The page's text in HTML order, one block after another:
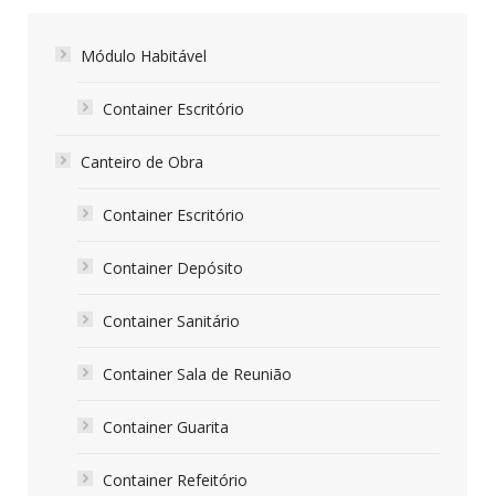
Módulo Habitável
Container Escritório
Canteiro de Obra
Container Escritório
Container Depósito
Container Sanitário
Container Sala de Reunião
Container Guarita
Container Refeitório